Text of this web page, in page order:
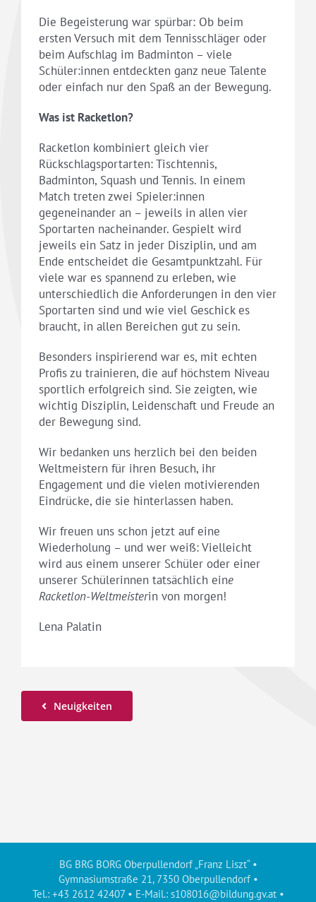
Die Begeisterung war spürbar: Ob beim
ersten Versuch mit dem Tennisschläger oder
beim Aufschlag im Badminton – viele
Schüler:innen entdeckten ganz neue Talente
oder einfach nur den Spaß an der Bewegung.
Was ist Racketlon?
Racketlon kombiniert gleich vier
Rückschlagsportarten: Tischtennis,
Badminton, Squash und Tennis. In einem
Match treten zwei Spieler:innen
gegeneinander an – jeweils in allen vier
Sportarten nacheinander. Gespielt wird
jeweils ein Satz in jeder Disziplin, und am
Ende entscheidet die Gesamtpunktzahl. Für
viele war es spannend zu erleben, wie
unterschiedlich die Anforderungen in den vier
Sportarten sind und wie viel Geschick es
braucht, in allen Bereichen gut zu sein.
Besonders inspirierend war es, mit echten
Profis zu trainieren, die auf höchstem Niveau
sportlich erfolgreich sind. Sie zeigten, wie
wichtig Disziplin, Leidenschaft und Freude an
der Bewegung sind.
Wir bedanken uns herzlich bei den beiden
Weltmeistern für ihren Besuch, ihr
Engagement und die vielen motivierenden
Eindrücke, die sie hinterlassen haben.
Wir freuen uns schon jetzt auf eine
Wiederholung – und wer weiß: Vielleicht
wird aus einem unserer Schüler oder einer
unserer Schülerinnen tatsächlich eine
Racketlon-Weltmeisterin von morgen!
Lena Palatin
Neuigkeiten
BG BRG BORG Oberpullendorf „Franz Liszt“ •
Gymnasiumstraße 21, 7350 Oberpullendorf •
Tel.: +43 2612 42407 • E-Mail.: s108016@bildung.gv.at•